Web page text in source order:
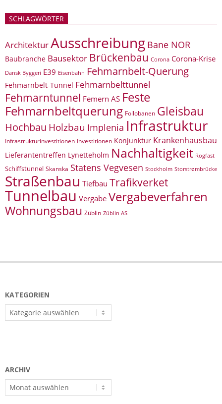
SCHLAGWÖRTER
ArchitekturAusschreibung Bane NOR
Baubranche Bausektor Brückenbau Corona Corona-Krise
Dansk Byggeri E39 Eisenbahn Fehmarnbelt-Querung
Fehmarnbelt-Tunnel Fehmarnbelttunnel
Fehmarntunnel Femern AS Feste
Fehmarnbeltquerung Follobanen Gleisbau
Hochbau Holzbau Implenia Infrastruktur
Infrastrukturinvestitionen Investitionen Konjunktur Krankenhausbau
Lieferantentreffen Lynetteholm Nachhaltigkeit Rogfast
Schiffstunnel Skanska Statens Vegvesen Stockholm Storstrømbrücke
Straßenbau Tiefbau Trafikverket
Tunnelbau Vergabe Vergabeverfahren
Wohnungsbau Züblin Züblin AS
KATEGORIEN
Kategorien
ARCHIV
Archiv